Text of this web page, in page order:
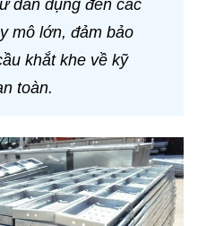
dân dụng đến các
mô lớn, đảm bảo
khắt khe về kỹ
toàn.